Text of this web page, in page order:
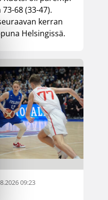
68 (33-47).
kerran
Helsingissä.
09:23